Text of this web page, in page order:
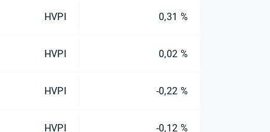
HVPI 0,31 %
HVPI 0,02 %
HVPI -0,22 %
HVPI -0,12 %